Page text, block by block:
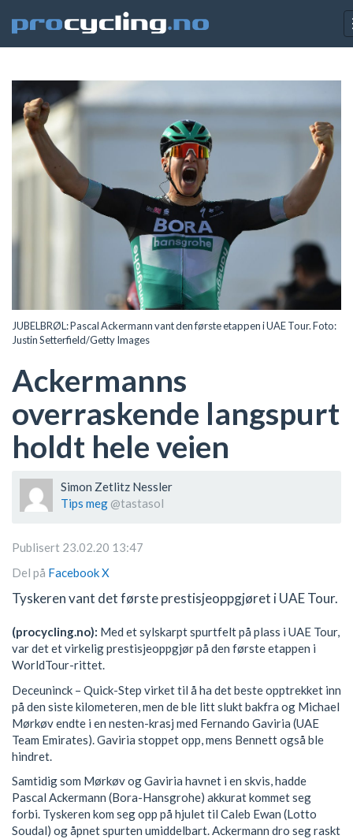
JUBELBRØL: Pascal Ackermann vant den første etappen i UAE Tour. Foto:
Justin Setterfield/Getty Images
Ackermanns
overraskende langspurt
holdt hele veien
Simon Zetlitz Nessler
Tips meg @tastasol
Publisert 23.02.20 13:47
Del på FacebookX
Tyskeren vant det første prestisjeoppgjøret i UAE Tour.
(procycling.no): Med et sylskarpt spurtfelt på plass i UAE Tour,
var det et virkelig prestisjeoppgjør på den første etappen i
WorldTour-rittet.
Deceuninck – Quick-Step virket til å ha det beste opptrekket inn
på den siste kilometeren, men de ble litt slukt bakfra og Michael
Mørkøv endte i en nesten-krasj med Fernando Gaviria (UAE
Team Emirates). Gaviria stoppet opp, mens Bennett også ble
hindret.
Samtidig som Mørkøv og Gaviria havnet i en skvis, hadde
Pascal Ackermann (Bora-Hansgrohe) akkurat kommet seg
forbi. Tyskeren kom seg opp på hjulet til Caleb Ewan (Lotto
Soudal) og åpnet spurten umiddelbart. Ackermann dro seg raskt